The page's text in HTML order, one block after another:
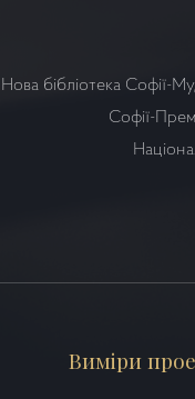
Нова бібліотека Софії-
Софії-
Виміри